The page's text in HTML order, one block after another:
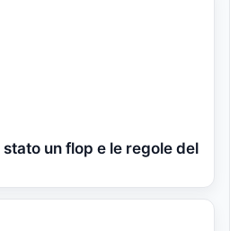
un flop e le regole del